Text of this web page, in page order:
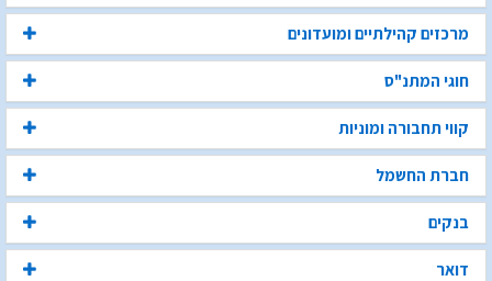
מרכזים קהילתיים ומועדונים
חוגי המתנ"ס
קווי תחבורה ומוניות
חברת החשמל
בנקים
דואר